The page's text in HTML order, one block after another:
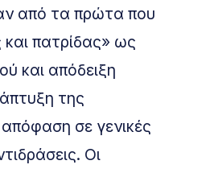
από τα πρώτα που
πατρίδας» ως
και απόδειξη
της
σε γενικές
Οι